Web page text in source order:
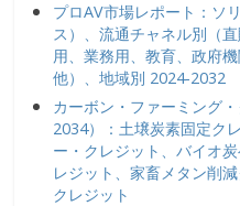
プロAV市場レポート：ソ
ス）、流通チャネル別（
用、業務用、教育、政府
他）、地域別 2024-2032
カーボン・ファーミング
2034）：土壌炭素固定ク
ー・クレジット、バイオ
レジット、家畜メタン削
クレジット